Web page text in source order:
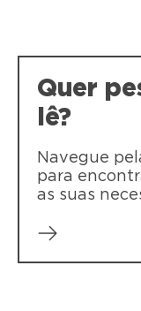
Quer
lê?
Navegue
para
as suas